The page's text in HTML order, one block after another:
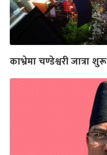
काभ्रेमा चण्डेश्वरी जात्रा शुरू